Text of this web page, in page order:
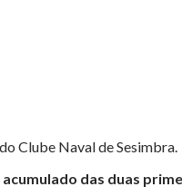
do Clube Naval de Sesimbra.
das duas